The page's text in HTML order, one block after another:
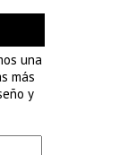
una
más
y